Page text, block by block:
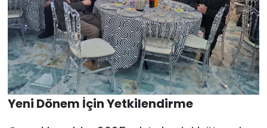
Yeni Dönem İçin Yetkilendirme